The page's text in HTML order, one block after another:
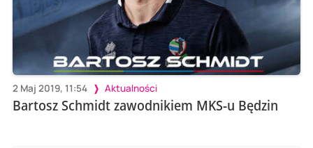
2 Maj 2019, 11:54 Aktualności
Bartosz Schmidt zawodnikiem MKS-u Będzin